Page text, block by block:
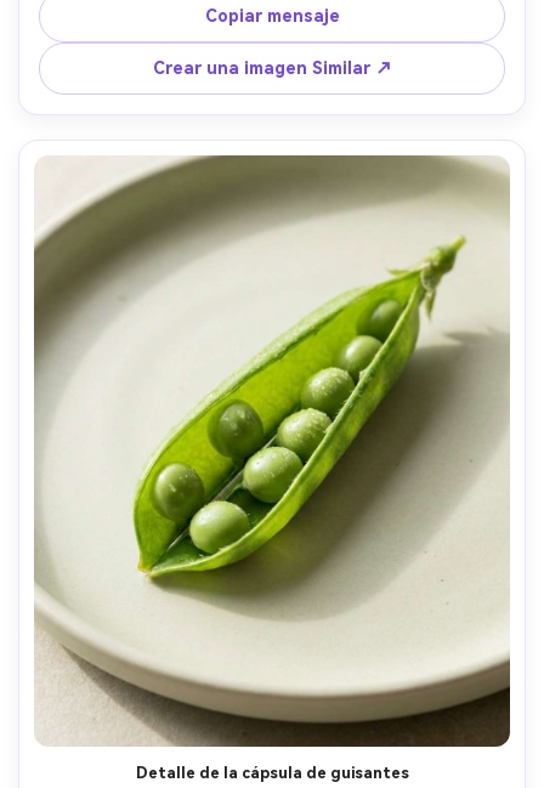
mm, f/2, fotorealista, estilo de vida sincero vibe de
mercado de alimentos- -ar 4:5
Copiar mensaje
Crear una imagen Similar ↗
Detalle de la cápsula de guisantes